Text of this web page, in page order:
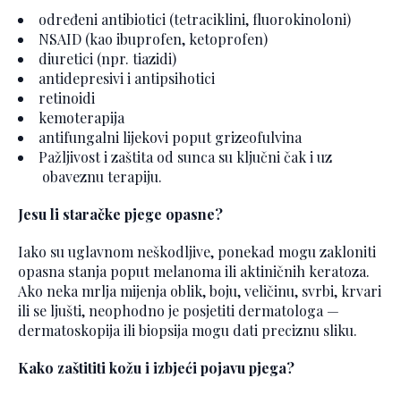
određeni antibiotici (tetraciklini, fluorokinoloni)
NSAID (kao ibuprofen, ketoprofen)
diuretici (npr. tiazidi)
antidepresivi i antipsihotici
retinoidi
kemoterapija
antifungalni lijekovi poput grizeofulvina
Pažljivost i zaštita od sunca su ključni čak i uz
obaveznu terapiju.
Jesu li staračke pjege opasne?
Iako su uglavnom neškodljive, ponekad mogu zakloniti
opasna stanja poput melanoma ili aktiničnih keratoza.
Ako neka mrlja mijenja oblik, boju, veličinu, svrbi, krvari
ili se ljušti, neophodno je posjetiti dermatologa —
dermatoskopija ili biopsija mogu dati preciznu sliku.
Kako zaštititi kožu i izbjeći pojavu pjega?